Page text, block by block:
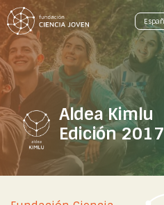
Aldea Kimlu
Edición 2017